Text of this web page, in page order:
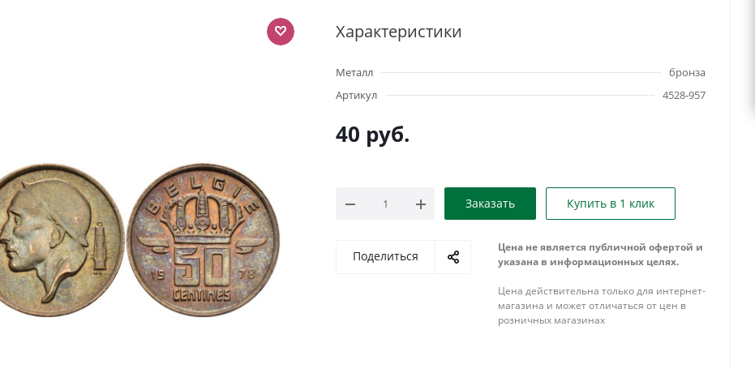
Характеристики
Металл
бронза
Артикул
4528-957
40 руб.
Заказать Купить в 1 клик
Поделиться
Цена не является публичной офертой и
указана в информационных целях.
Цена действительна только для интернет-
магазина и может отличаться от цен в
розничных магазинах